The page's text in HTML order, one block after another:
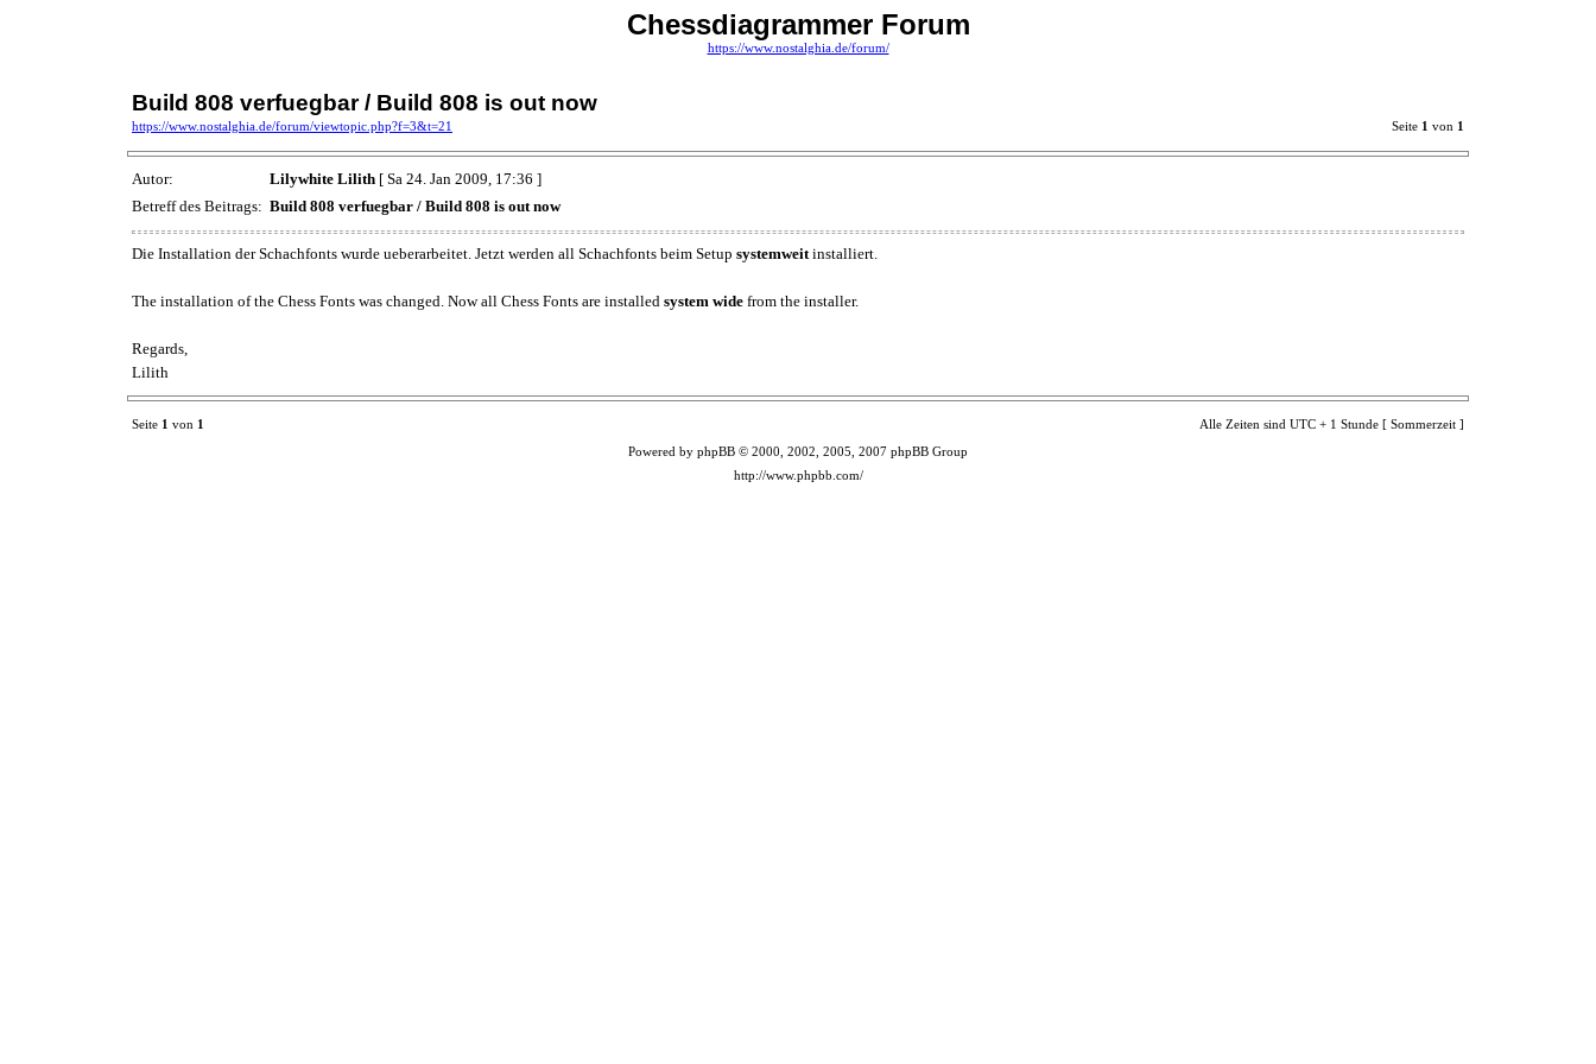
Chessdiagrammer Forum
https://www.nostalghia.de/forum/
Build 808 verfuegbar / Build 808 is out now
https://www.nostalghia.de/forum/viewtopic.php?f=3&t=21 Seite 1 von 1
Autor: Lilywhite Lilith [ Sa 24. Jan 2009, 17:36 ]
Betreff des Beitrags: Build 808 verfuegbar / Build 808 is out now
Die Installation der Schachfonts wurde ueberarbeitet. Jetzt werden all Schachfonts beim Setup systemweit installiert.
The installation of the Chess Fonts was changed. Now all Chess Fonts are installed system wide from the installer.
Regards,
Lilith
Seite 1 von 1 Alle Zeiten sind UTC + 1 Stunde [ Sommerzeit ]
Powered by phpBB © 2000, 2002, 2005, 2007 phpBB Group
http://www.phpbb.com/